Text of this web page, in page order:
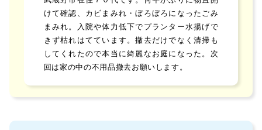
けて確認、カビまみれ・ぼろぼろになったごみ
まみれ。入院や体力低下でプランター水揚げで
きず枯れはてています。撤去だけでなく清掃も
してくれたので本当に綺麗なお庭になった。次
回は家の中の不用品撤去お願いします。